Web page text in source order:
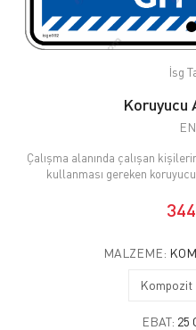
İsg
Koruyucu
Çalışma alanında çalışan
kullanması gereken
MALZEME:
EBAT: 25